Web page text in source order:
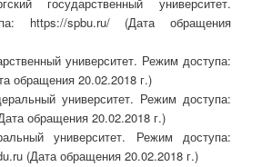
https://spbu.ru/ (Дата обращения
университет. Режим доступа:
обращения 20.02.2018 г.)
университет. Режим доступа:
обращения 20.02.2018 г.)
университет. Режим доступа:
(Дата обращения 20.02.2018 г.)